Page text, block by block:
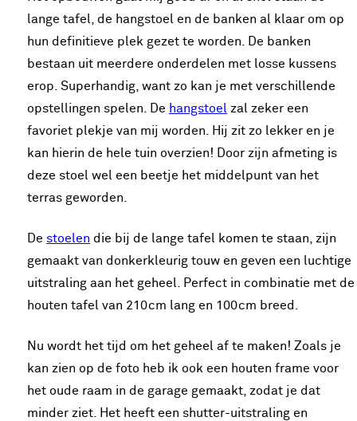
lange tafel, de hangstoel en de banken al klaar om op
hun definitieve plek gezet te worden. De banken
bestaan uit meerdere onderdelen met losse kussens
erop. Superhandig, want zo kan je met verschillende
opstellingen spelen. De hangstoel zal zeker een
favoriet plekje van mij worden. Hij zit zo lekker en je
kan hierin de hele tuin overzien! Door zijn afmeting is
deze stoel wel een beetje het middelpunt van het
terras geworden.
De stoelen die bij de lange tafel komen te staan, zijn
gemaakt van donkerkleurig touw en geven een luchtige
uitstraling aan het geheel. Perfect in combinatie met de
houten tafel van 210cm lang en 100cm breed.
Nu wordt het tijd om het geheel af te maken! Zoals je
kan zien op de foto heb ik ook een houten frame voor
het oude raam in de garage gemaakt, zodat je dat
minder ziet. Het heeft een shutter-uitstraling en